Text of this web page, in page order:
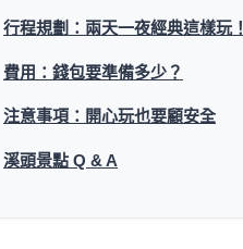
行程規劃：兩天一夜經典這樣玩！
費用：錢包要準備多少？
注意事項：開心玩也要顧安全
溪頭景點 Q & A